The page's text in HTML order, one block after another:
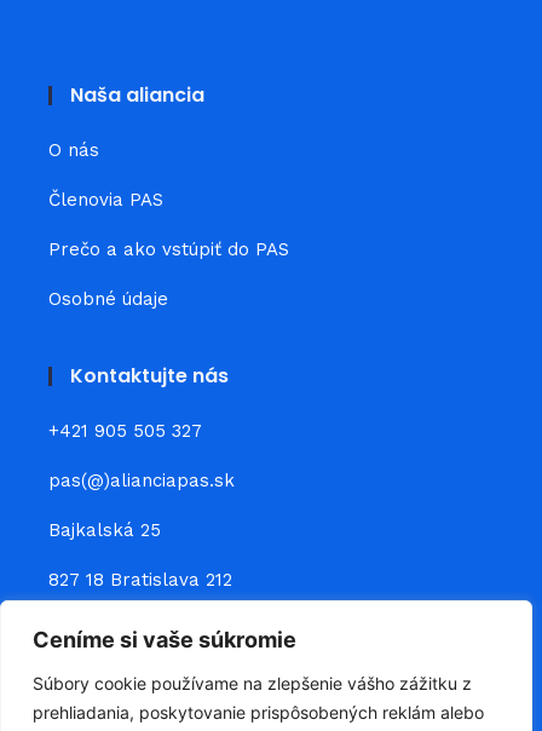
Ceníme si vaše súkromie
Súbory cookie používame na zlepšenie vášho zážitku z
prehliadania, poskytovanie prispôsobených reklám alebo
Naša aliancia
O nás
Členovia PAS
Prečo a ako vstúpiť do PAS
Osobné údaje
Kontaktujte nás
+421 905 505 327
pas(@)alianciapas.sk
Bajkalská 25
827 18 Bratislava 212
Prepojte sa s nami